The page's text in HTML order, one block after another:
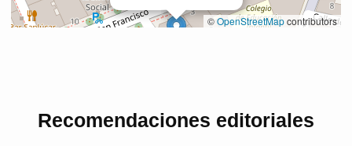
Recomendaciones editoriales